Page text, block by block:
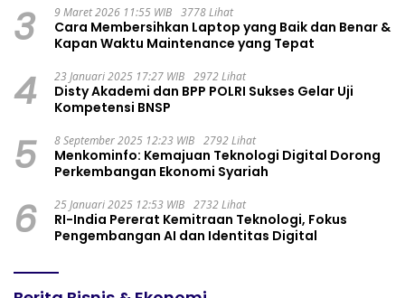
3 9 Maret 2026 11:55 WIB 3778 Lihat
Cara Membersihkan Laptop yang Baik dan Benar &
Kapan Waktu Maintenance yang Tepat
4 23 Januari 2025 17:27 WIB 2972 Lihat
Disty Akademi dan BPP POLRI Sukses Gelar Uji
Kompetensi BNSP
5 8 September 2025 12:23 WIB 2792 Lihat
Menkominfo: Kemajuan Teknologi Digital Dorong
Perkembangan Ekonomi Syariah
6 25 Januari 2025 12:53 WIB 2732 Lihat
RI-India Pererat Kemitraan Teknologi, Fokus
Pengembangan AI dan Identitas Digital